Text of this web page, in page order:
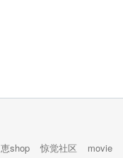
恵shop 惊觉社区 movie